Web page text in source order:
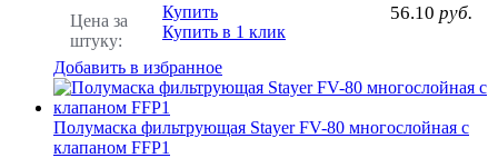
Цена за
штуку:
56.10 руб.
Купить
Купить в 1 клик
Добавить в избранное
Полумаска фильтрующая Stayer FV-80 многослойная с
клапаном FFP1